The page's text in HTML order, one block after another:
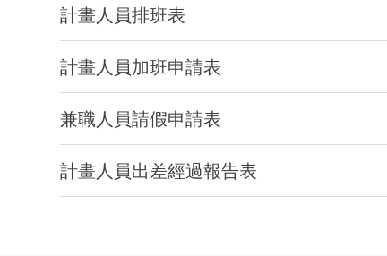
計畫人員排班表
計畫人員加班申請表
兼職人員請假申請表
計畫人員出差經過報告表